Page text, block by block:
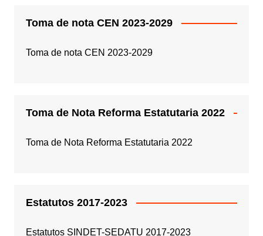
Toma de nota CEN 2023-2029
Toma de nota CEN 2023-2029
Toma de Nota Reforma Estatutaria 2022
Toma de Nota Reforma Estatutaria 2022
Estatutos 2017-2023
Estatutos SINDET-SEDATU 2017-2023